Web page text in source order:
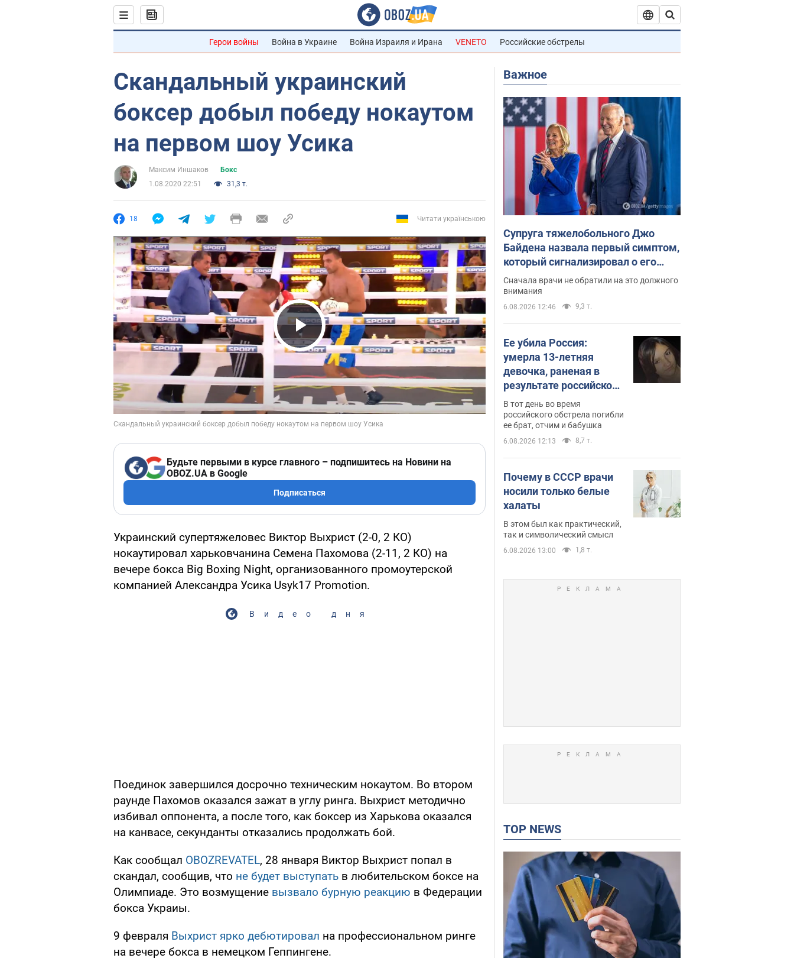
Герои войны Война в Украине Война Израиля и Ирана VENETO Российские обстрелы
Скандальный украинский
боксер добыл победу нокаутом
на первом шоу Усика
Максим Иншаков
Бокс
1.08.2020 22:51
31,3 т.
18 Читати українською
Play Video
Будьте первыми в курсе главного – подпишитесь на Новини на
OBOZ.UA в Google
Подписаться
Украинский супертяжеловес Виктор Выхрист (2-0, 2 КО)
нокаутировал харьковчанина Семена Пахомова (2-11, 2 КО) на
вечере бокса Big Boxing Night, организованного промоутерской
компанией Александра Усика Usyk17 Promotion.
Видео дня
Поединок завершился досрочно техническим нокаутом. Во втором
раунде Пахомов оказался зажат в углу ринга. Выхрист методично
избивал оппонента, а после того, как боксер из Харькова оказался
на канвасе, секунданты отказались продолжать бой.
Как сообщал OBOZREVATEL, 28 января Виктор Выхрист попал в
скандал, сообщив, что не будет выступать в любительском боксе на
Олимпиаде. Это возмущение вызвало бурную реакцию в Федерации
бокса Украиы.
9 февраля Выхрист ярко дебютировал на профессиональном ринге
на вечере бокса в немецком Геппингене.
Важное
Супруга тяжелобольного Джо
Байдена назвала первый симптом,
который сигнализировал о его
"агрессивном" раке
Сначала врачи не обратили на это должного
внимания
6.08.2026 12:46 9,3 т.
Ее убила Россия:
умерла 13-летняя
девочка, раненая в
результате российской
атаки на Сумскую
область. Фото
В тот день во время
российского обстрела погибли
ее брат, отчим и бабушка
6.08.2026 12:13 8,7 т.
Почему в СССР врачи
носили только белые
халаты
В этом был как практический,
так и символический смысл
6.08.2026 13:00 1,8 т.
TOP NEWS